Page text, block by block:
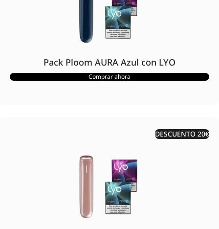
Pack Ploom AURA Azul con LYO
Comprar ahora
DESCUENTO 20€